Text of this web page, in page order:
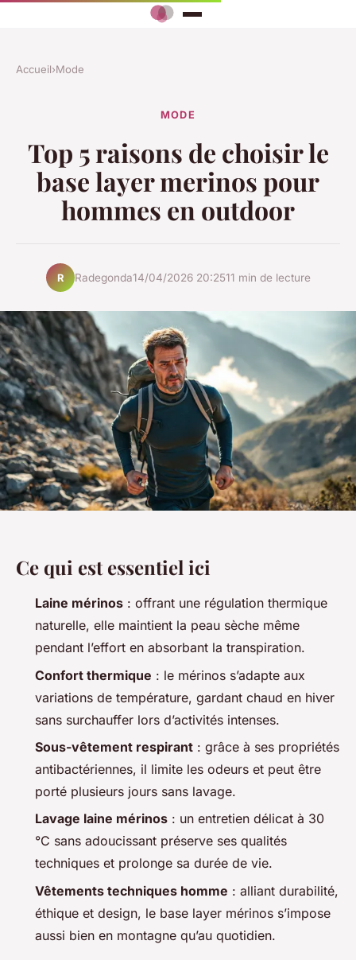
Accueil›Mode
MODE
Top 5 raisons de choisir le
base layer merinos pour
hommes en outdoor
R Radegonda14/04/2026 20:2511 min de lecture
Ce qui est essentiel ici
Laine mérinos : offrant une régulation thermique
naturelle, elle maintient la peau sèche même
pendant l’effort en absorbant la transpiration.
Confort thermique : le mérinos s’adapte aux
variations de température, gardant chaud en hiver
sans surchauffer lors d’activités intenses.
Sous-vêtement respirant : grâce à ses propriétés
antibactériennes, il limite les odeurs et peut être
porté plusieurs jours sans lavage.
Lavage laine mérinos : un entretien délicat à 30
°C sans adoucissant préserve ses qualités
techniques et prolonge sa durée de vie.
Vêtements techniques homme : alliant durabilité,
éthique et design, le base layer mérinos s’impose
aussi bien en montagne qu’au quotidien.